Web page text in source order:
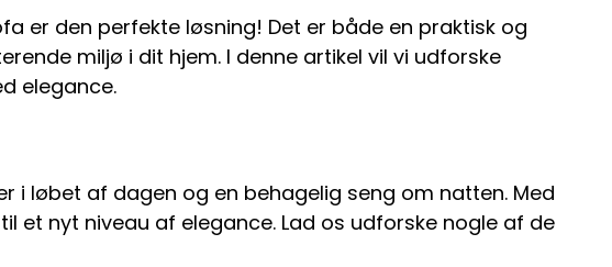
er den perfekte løsning! Det er både en praktisk og
miljø i dit hjem. I denne artikel vil vi udforske
elegance.
i løbet af dagen og en behagelig seng om natten. Med
et nyt niveau af elegance. Lad os udforske nogle af de